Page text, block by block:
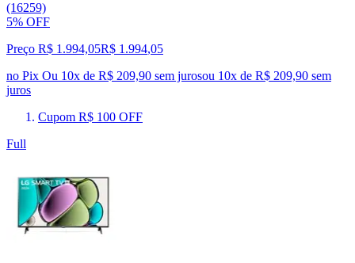
(16259)
5% OFF
Preço R$ 1.994,05R$ 1.994,05
no Pix Ou 10x de R$ 209,90 sem jurosou 10x de R$ 209,90 sem
juros
Cupom R$ 100 OFF
Full